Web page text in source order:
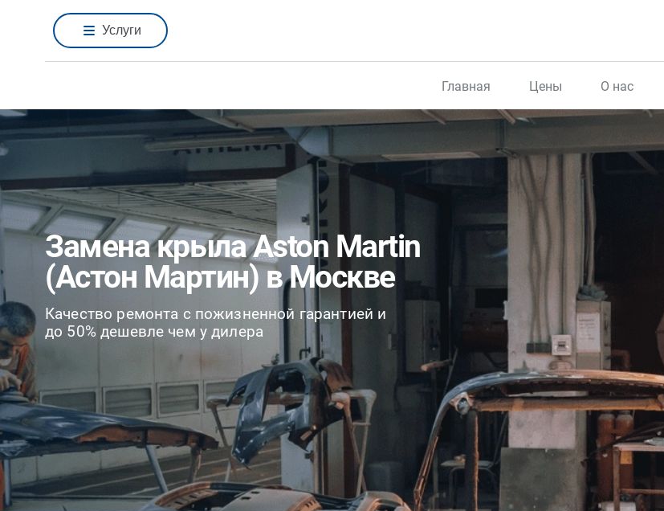
Услуги
Главная Цены О нас
Замена крыла Aston Martin
(Астон Мартин) в Москве
Качество ремонта с пожизненной гарантией и
до 50% дешевле чем у дилера